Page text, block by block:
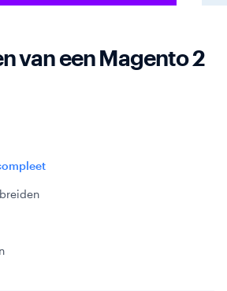
van een Magento 2